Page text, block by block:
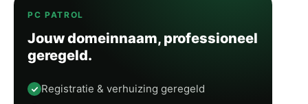
PC PATROL
Jouw domeinnaam, professioneel
geregeld.
Registratie & verhuizing geregeld